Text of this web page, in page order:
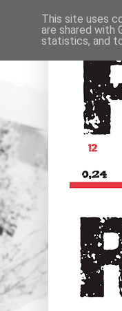
This site uses
are shared with
statistics, and